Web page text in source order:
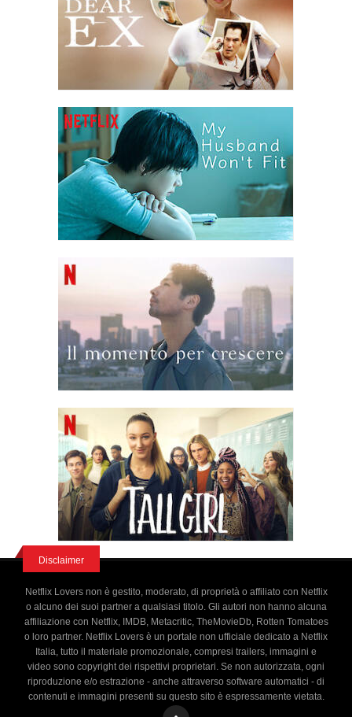
Disclaimer
Netflix Lovers non è gestito, moderato, di proprietà o affiliato con Netflix
o alcuno dei suoi partner a qualsiasi titolo. Gli autori non hanno alcuna
affiliazione con Netflix, IMDB, Metacritic, TheMovieDb, Rotten Tomatoes
o loro partner. Netflix Lovers è un portale non ufficiale dedicato a Netflix
Italia, tutto il materiale promozionale, compresi trailers, immagini e
video sono copyright dei rispettivi proprietari. Se non autorizzata, ogni
riproduzione e/o estrazione - anche attraverso software automatici - di
contenuti e immagini presenti su questo sito è espressamente vietata.